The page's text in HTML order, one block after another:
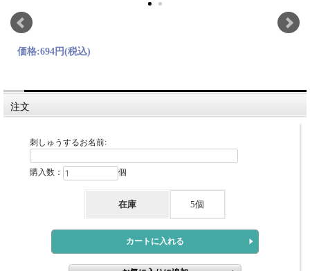
価格:694円(税込)
注文
刺しゅうするお名前:
購入数： 個
在庫 5個